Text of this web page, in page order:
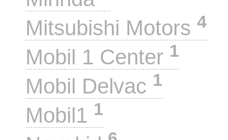
Mitsubishi Motors 4
Mobil 1 Center 1
Mobil Delvac 1
Mobil1 1